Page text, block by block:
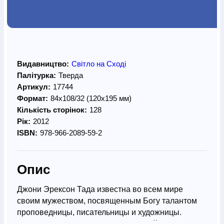
Видавництво: Світло на Сході
Палітурка: Тверда
Артикул: 17744
Формат: 84х108/32 (120х195 мм)
Кількість сторінок: 128
Рік: 2012
ISBN: 978-966-2089-59-2
Опис
Джони Эрексон Тада известна во всем мире
своим мужеством, посвященным Богу талантом
проповедницы, писательницы и художницы.